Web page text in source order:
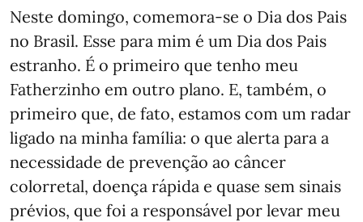
Neste domingo, comemora-se o Dia dos Pais
no Brasil. Esse para mim é um Dia dos Pais
estranho. É o primeiro que tenho meu
Fatherzinho em outro plano. E, também, o
primeiro que, de fato, estamos com um radar
ligado na minha família: o que alerta para a
necessidade de prevenção ao câncer
colorretal, doença rápida e quase sem sinais
prévios, que foi a responsável por levar meu